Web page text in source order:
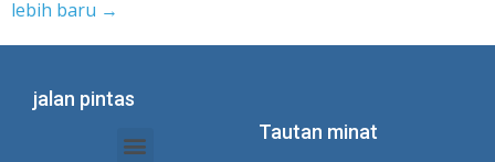
lebih baru →
jalan pintas
Tautan minat